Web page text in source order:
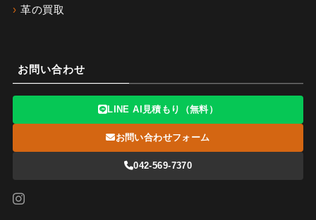
革の買取
お問い合わせ
LINE AI見積もり（無料）
お問い合わせフォーム
042-569-7370